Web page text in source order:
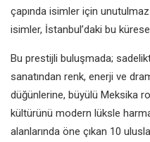
çapında isimler için
isimler, İstanbul’daki bu
Bu prestijli buluşmada;
sanatından renk, enerji ve
düğünlerine, büyülü Meksika
kültürünü modern lüksle
alanlarında öne çıkan 10